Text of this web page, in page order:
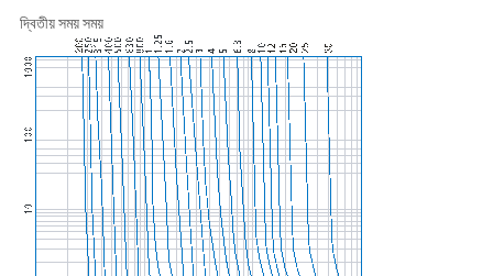
দ্বিতীয় সময় সময়